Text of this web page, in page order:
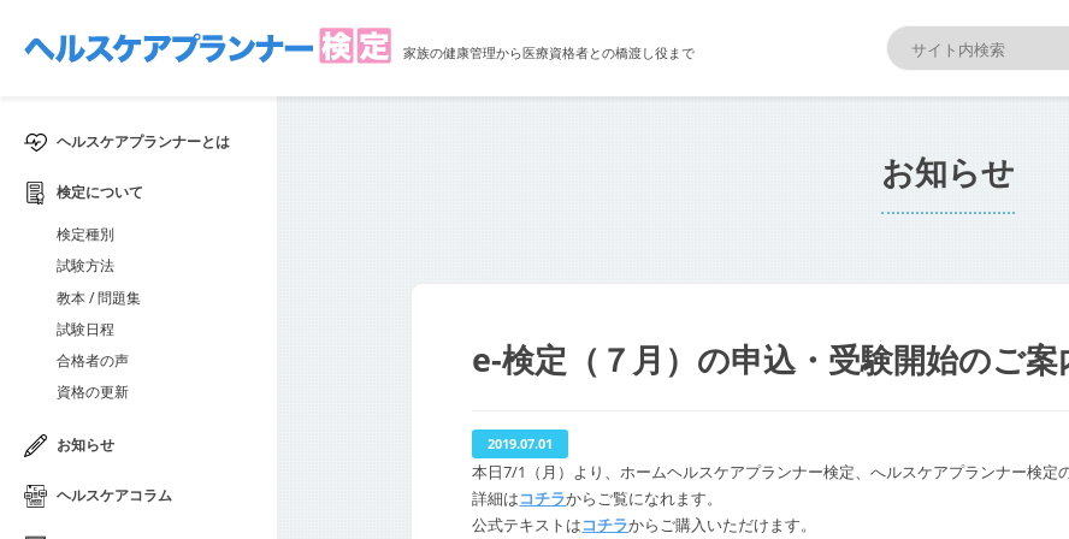
家族の健康管理から医療資格者との橋渡し役まで
ヘルスケアプランナーとは
検定について
検定種別
試験方法
教本 / 問題集
試験日程
合格者の声
資格の更新
お知らせ
ヘルスケアコラム
お知らせ
e-検定（７月）の申込・受験開始のご案
2019.07.01
本日7/1（月）より、ホームヘルスケアプランナー検定、へルスケアプランナー検定
詳細はコチラからご覧になれます。
公式テキストはコチラからご購入いただけます。